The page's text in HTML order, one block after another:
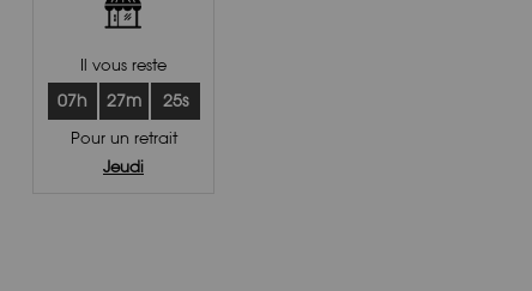
Il vous reste
07h 27m 24s
Pour un retrait
Jeudi